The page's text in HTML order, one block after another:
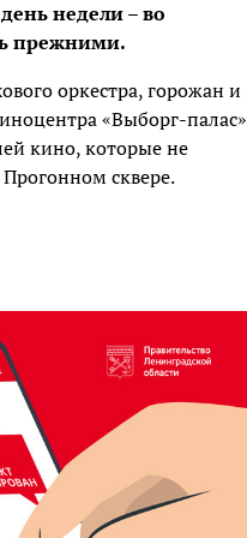
недели – во
прежними.
оркестра, горожан и
«Выборг-палас»
кино, которые не
сквере.